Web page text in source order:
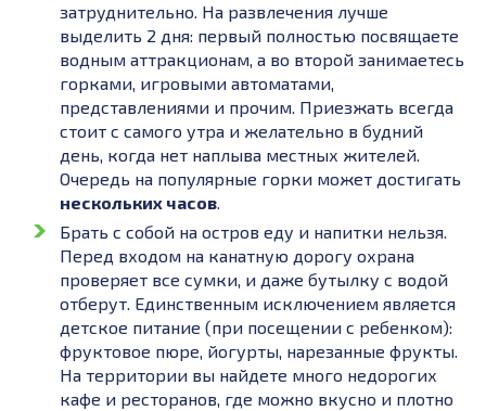
затруднительно. На развлечения лучше
выделить 2 дня: первый полностью посвящаете
водным аттракционам, а во второй занимаетесь
горками, игровыми автоматами,
представлениями и прочим. Приезжать всегда
стоит с самого утра и желательно в будний
день, когда нет наплыва местных жителей.
Очередь на популярные горки может достигать
нескольких часов.
Брать с собой на остров еду и напитки нельзя.
Перед входом на канатную дорогу охрана
проверяет все сумки, и даже бутылку с водой
отберут. Единственным исключением является
детское питание (при посещении с ребенком):
фруктовое пюре, йогурты, нарезанные фрукты.
На территории вы найдете много недорогих
кафе и ресторанов, где можно вкусно и плотно